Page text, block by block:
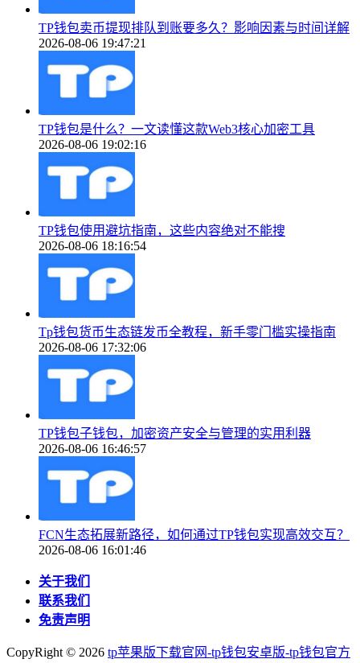
TP钱包卖币提现排队到账要多久？影响因素与时间详解
2026-08-06 19:47:21
TP钱包是什么？一文读懂这款Web3核心加密工具
2026-08-06 19:02:16
TP钱包使用避坑指南，这些内容绝对不能搜
2026-08-06 18:16:54
Tp钱包货币生态链发币全教程，新手零门槛实操指南
2026-08-06 17:32:06
TP钱包子钱包，加密资产安全与管理的实用利器
2026-08-06 16:46:57
FCN生态拓展新路径，如何通过TP钱包实现高效交互？
2026-08-06 16:01:46
关于我们
联系我们
免责声明
CopyRight © 2026 tp苹果版下载官网-tp钱包安卓版-tp钱包官方